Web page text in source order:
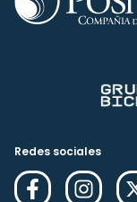
Redes sociales